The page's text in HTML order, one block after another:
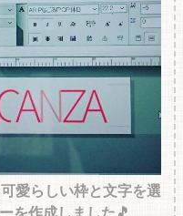
愛らしい枠と文字を選
を作成しました🎵